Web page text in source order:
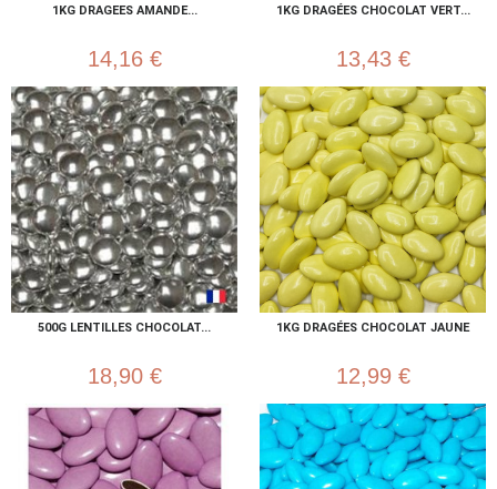
1KG DRAGEES AMANDE...
14,16 €
1KG DRAGÉES CHOCOLAT VERT...
13,43 €
500G LENTILLES CHOCOLAT...
18,90 €
1KG DRAGÉES CHOCOLAT JAUNE
12,99 €